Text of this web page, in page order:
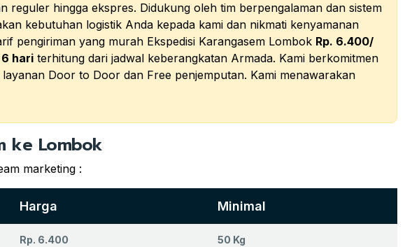
hingga ekspres. Didukung oleh tim berpengalaman dan sistem
kebutuhan logistik Anda kepada kami dan nikmati kenyamanan
pengiriman yang murah Ekspedisi Karangasem Lombok Rp. 6.400/
6 hari terhitung dari jadwal keberangkatan Armada. Kami berkomitmen
Door to Door dan Free penjemputan. Kami menawarakan
ke Lombok
marketing :
Harga Minimal
Rp. 6.400 50 Kg